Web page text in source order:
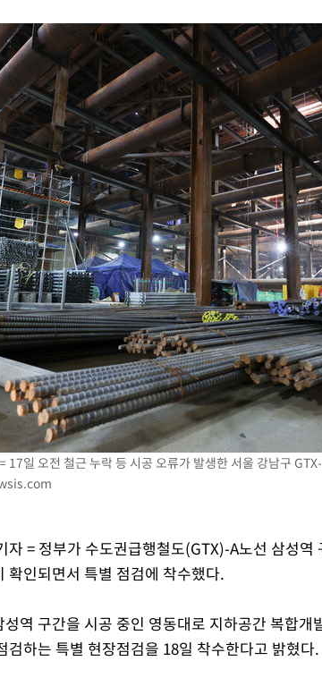
사업장 끼임 사망 관련 압수수색
' 중앙·서울·경기도 선관위 등 9곳
1423.8원
반 강보합…1%대 상승 출발
상승한 807.62개장
오른 6365.07 개장
니버스 폭발.. 14명 부상, 3명은 중
도 '폭염중대경보'
"과 대치로 남부 케슘섬에서 두차
…파생제품 15% 관세, 120일 후 발
정명령 서명
…나스닥 0.06%↓
17일 오전 철근 누락 등 시공 오류가 발생한 서울 강남구
자 = 정부가 수도권급행철도(GTX)-A노선 삼성역
확인되면서 특별 점검에 착수했다.
역 구간을 시공 중인 영동대로 지하공간 복합개
검하는 특별 현장점검을 18일 착수한다고 밝혔다.